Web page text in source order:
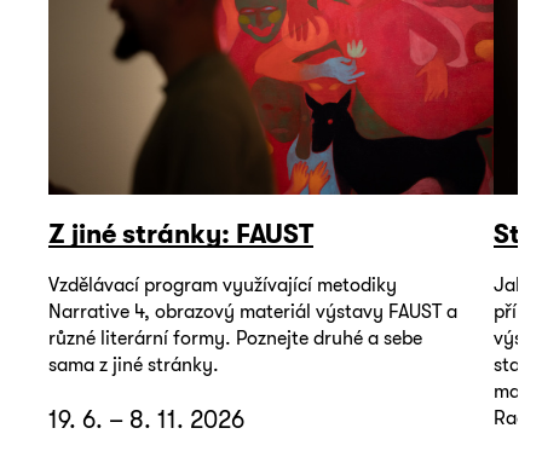
Z jiné stránky: FAUST
Vzdělávací program využívající metodiky
Narrative 4, obrazový materiál výstavy FAUST a
různé literární formy. Poznejte druhé a sebe
sama z jiné stránky.
19. 6. – 8. 11. 2026
Jak
stačí